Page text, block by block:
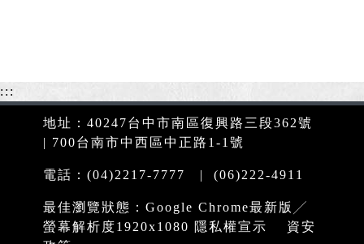
:::
地址：40247台中市南區復興路三段362號
| 700台南市中西區中正路1-1號
電話：(04)2217-7777 | (06)222-4911
最佳瀏覽狀態：Google Chrome最新版╱
螢幕解析度1920x1080 隱私權宣示
資安